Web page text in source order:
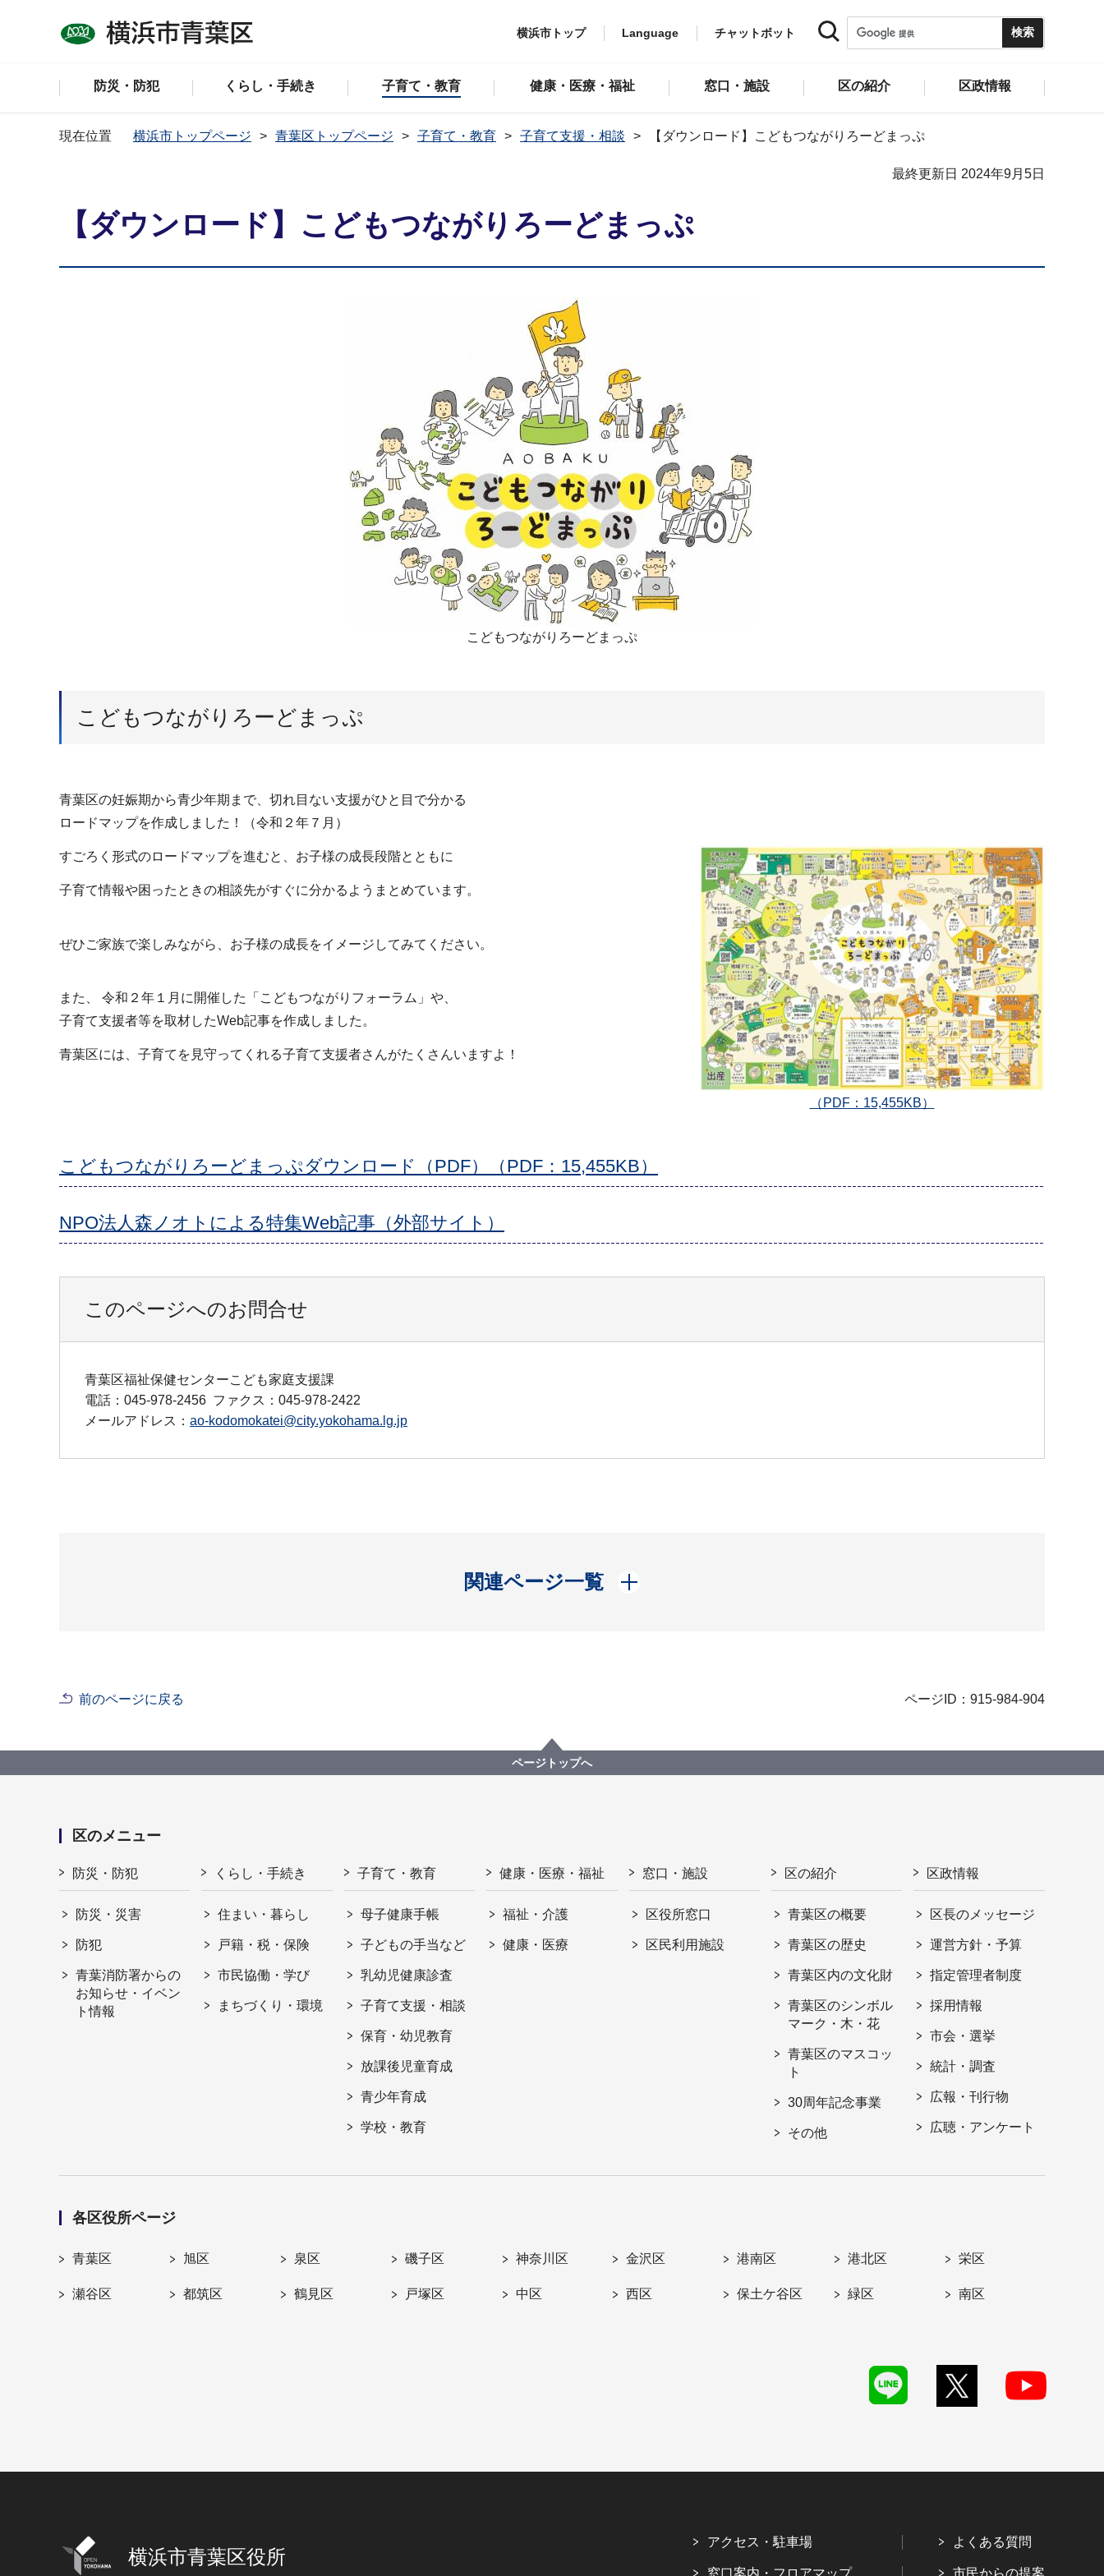
横浜市トップ Language チャットボット
防災・防犯 くらし・手続き 子育て・教育 健康・医療・福祉 窓口・施設 区の紹介 区政情報
現在位置 横浜市トップページ 青葉区トップページ 子育て・教育 子育て支援・相談 【ダウンロード】こどもつながりろーどまっぷ
最終更新日 2024年9月5日
【ダウンロード】こどもつながりろーどまっぷ
こどもつながりろーどまっぷ
こどもつながりろーどまっぷ
青葉区の妊娠期から青少年期まで、切れ目ない支援がひと目で分かる
ロードマップを作成しました！（令和２年７月）
（PDF：15,455KB）
すごろく形式のロードマップを進むと、お子様の成長段階とともに
子育て情報や困ったときの相談先がすぐに分かるようまとめています。
ぜひご家族で楽しみながら、お子様の成長をイメージしてみてください。
また、 令和２年１月に開催した「こどもつながりフォーラム」や、
子育て支援者等を取材したWeb記事を作成しました。
青葉区には、子育てを見守ってくれる子育て支援者さんがたくさんいますよ！
こどもつながりろーどまっぷダウンロード（PDF）（PDF：15,455KB）
NPO法人森ノオトによる特集Web記事（外部サイト）
このページへのお問合せ
青葉区福祉保健センターこども家庭支援課
電話：045-978-2456 ファクス：045-978-2422
メールアドレス： ao-kodomokatei@city.yokohama.lg.jp
関連ページ一覧
開く
前のページに戻る ページID：915-984-904
ページトップへ
区のメニュー
防災・防犯
防災・災害
防犯
青葉消防署からの
お知らせ・イベン
ト情報
くらし・手続き
住まい・暮らし
戸籍・税・保険
市民協働・学び
まちづくり・環境
子育て・教育
母子健康手帳
子どもの手当など
乳幼児健康診査
子育て支援・相談
保育・幼児教育
放課後児童育成
青少年育成
学校・教育
健康・医療・福祉
福祉・介護
健康・医療
窓口・施設
区役所窓口
区民利用施設
区の紹介
青葉区の概要
青葉区の歴史
青葉区内の文化財
青葉区のシンボル
マーク・木・花
青葉区のマスコッ
ト
30周年記念事業
その他
区政情報
区長のメッセージ
運営方針・予算
指定管理者制度
採用情報
市会・選挙
統計・調査
広報・刊行物
広聴・アンケート
各区役所ページ
青葉区 旭区 泉区 磯子区 神奈川区 金沢区 港南区 港北区 栄区
瀬谷区 都筑区 鶴見区 戸塚区 中区 西区 保土ケ谷区 緑区 南区
横浜市青葉区役所
アクセス・駐車場
窓口案内・フロアマップ
よくある質問
市民からの提案